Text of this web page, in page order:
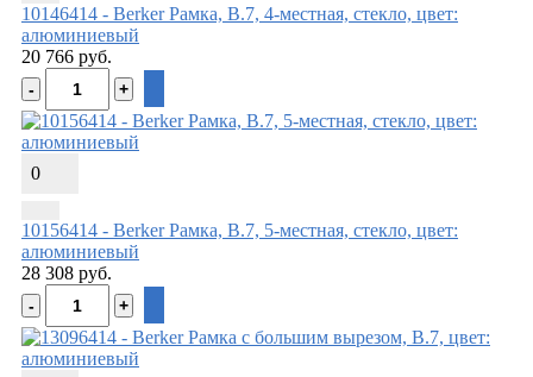
10146414 - Berker Рамкa, B.7, 4-местная, стекло, цвет:
алюминиевый
20 766 руб.
0
10156414 - Berker Рамкa, B.7, 5-местная, стекло, цвет:
алюминиевый
28 308 руб.